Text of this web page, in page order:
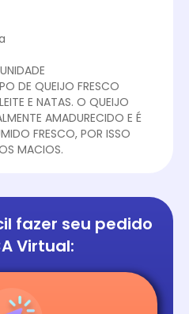
DE QUEIJO FRESCO
E NATAS. O QUEIJO
AMADURECIDO E É
FRESCO, POR ISSO
MACIOS.
fazer seu pedido
Virtual: